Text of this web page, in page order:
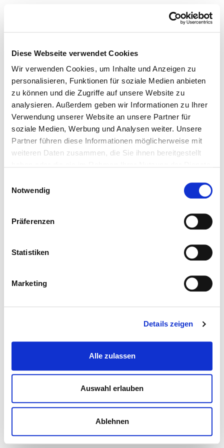
Diese Webseite verwendet Cookies
Wir verwenden Cookies, um Inhalte und Anzeigen zu
personalisieren, Funktionen für soziale Medien anbieten
zu können und die Zugriffe auf unsere Website zu
analysieren. Außerdem geben wir Informationen zu Ihrer
Verwendung unserer Website an unsere Partner für
soziale Medien, Werbung und Analysen weiter. Unsere
Partner führen diese Informationen möglicherweise mit
weiteren Daten zusammen, die Sie ihnen bereitgestellt
Notwendig
Präferenzen
Statistiken
Marketing
Details zeigen
Alle zulassen
Auswahl erlauben
Ablehnen